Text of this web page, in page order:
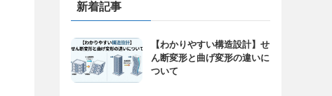
新着記事
【わかりやすい構造設計】せ
ん断変形と曲げ変形の違いに
ついて